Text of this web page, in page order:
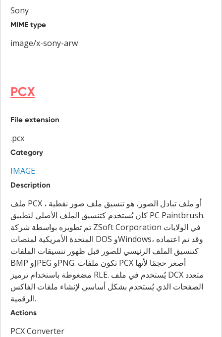
Sony
MIME type
image/x-sony-arw
PCX
File extension
.pcx
Category
IMAGE
Description
ملف PCX ، أو ملف تبادل الصور، هو تنسيق ملف صور نقطية
كان يُستخدم كتنسيق الملف الأصلي لتطبيق PC Paintbrush.
تم تطويره بواسطة شركة ZSoft Corporation في الولايات
المتحدة الأمريكية لمنصات DOS وWindows، وقد تم اعتماده
كتنسيق الملف الرئيسي للصور قبل ظهور تنسيقات الملفات
BMP وJPEG وPNG. تكون ملفات PCX أصغر حجمًا لأنها
مضغوطة باستخدام ترميز RLE. يُستخدم في ملف DCX متعدد
الصفحات الذي يُستخدم بشكل أساسي لإنشاء ملفات الفاكس
الرقمية.
Actions
PCX Converter